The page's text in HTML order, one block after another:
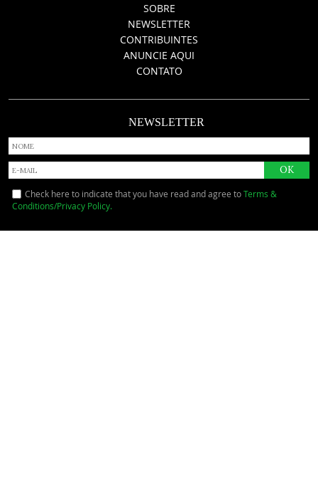
SOBRE
NEWSLETTER
CONTRIBUINTES
ANUNCIE AQUI
CONTATO
NEWSLETTER
Check here to indicate that you have read and agree toTerms &
Conditions/Privacy Policy.